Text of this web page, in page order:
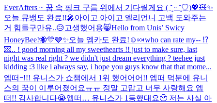
EverAfters ~ 꿈 속 핑크 구름 위에서 기다릴게요 ( ˘͈ ᵕ ˘͈♡)💖🧸✨
오늘 뮤뱅도 완료!!🎤아이고 아이고 엘리언니 고백 도와주는
거 힘들구만유..😥고생했어용😸Hello from Unis’ Swicy
HoneyBee!🐝💛🩶✨오늘 엠카도 완료!☺️🍬who can rate my-- ⁉️
💌.. ! good morning all my sweethearts !! just to make sure, last
night was real right ? we didn't just dream everything ? teehee just
kidding :3 like i always say, i hope you guys know that that mome...
엡떠ｰ!!! 유니스가 쇼챔에서 1위 했어어어!! 엡떠 덕분에 유니
스의 꿈이 이루어졌어요ㅠㅠ 정말 고맙고 너무 사랑해요 엡
떠!! 감사합니다😭엡떠… 유니스가 1등했대요🥹 저는 사실 아